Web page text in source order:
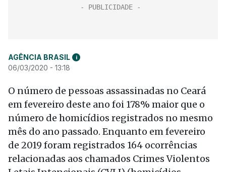
AGÊNCIA BRASIL i
06/03/2020 - 13:18
O número de pessoas assassinadas no Ceará
em fevereiro deste ano foi 178% maior que o
número de homicídios registrados no mesmo
mês do ano passado. Enquanto em fevereiro
de 2019 foram registrados 164 ocorrências
relacionadas aos chamados Crimes Violentos